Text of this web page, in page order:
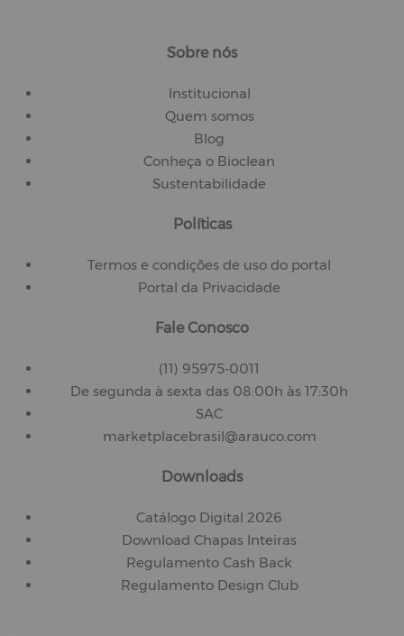
Sobre nós
Institucional
Quem somos
Blog
Conheça o Bioclean
Sustentabilidade
Políticas
Termos e condições de uso do portal
Portal da Privacidade
Fale Conosco
(11) 95975-0011
De segunda à sexta das 08:00h às 17:30h
SAC
marketplacebrasil@arauco.com
Downloads
Catálogo Digital 2026
Download Chapas Inteiras
Regulamento Cash Back
Regulamento Design Club